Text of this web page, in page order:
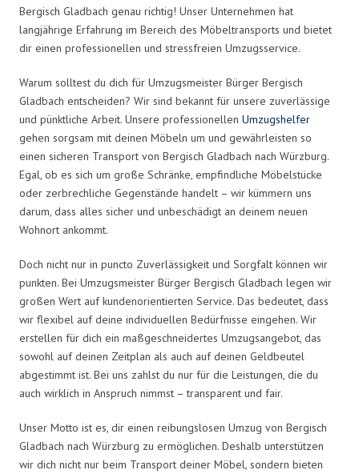
Bergisch Gladbach genau richtig! Unser Unternehmen hat
langjährige Erfahrung im Bereich des Möbeltransports und bietet
dir einen professionellen und stressfreien Umzugsservice.
Warum solltest du dich für Umzugsmeister Bürger Bergisch
Gladbach entscheiden? Wir sind bekannt für unsere zuverlässige
und pünktliche Arbeit. Unsere professionellen Umzugshelfer
gehen sorgsam mit deinen Möbeln um und gewährleisten so
einen sicheren Transport von Bergisch Gladbach nach Würzburg.
Egal, ob es sich um große Schränke, empfindliche Möbelstücke
oder zerbrechliche Gegenstände handelt – wir kümmern uns
darum, dass alles sicher und unbeschädigt an deinem neuen
Wohnort ankommt.
Doch nicht nur in puncto Zuverlässigkeit und Sorgfalt können wir
punkten. Bei Umzugsmeister Bürger Bergisch Gladbach legen wir
großen Wert auf kundenorientierten Service. Das bedeutet, dass
wir flexibel auf deine individuellen Bedürfnisse eingehen. Wir
erstellen für dich ein maßgeschneidertes Umzugsangebot, das
sowohl auf deinen Zeitplan als auch auf deinen Geldbeutel
abgestimmt ist. Bei uns zahlst du nur für die Leistungen, die du
auch wirklich in Anspruch nimmst – transparent und fair.
Unser Motto ist es, dir einen reibungslosen Umzug von Bergisch
Gladbach nach Würzburg zu ermöglichen. Deshalb unterstützen
wir dich nicht nur beim Transport deiner Möbel, sondern bieten